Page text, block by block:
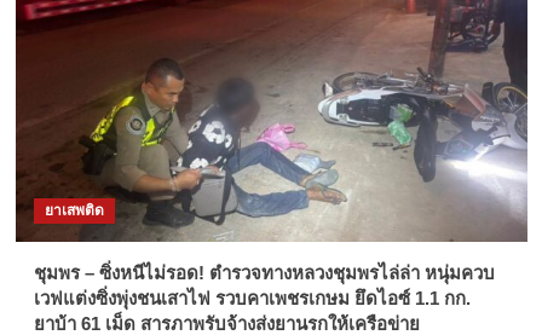
ยาเสพติด
ชุมพร – ซิ่งหนีไม่รอด! ตำรวจทางหลวงชุมพรไล่ล่า หนุ่มควบ
เวฟแต่งซิ่งพุ่งชนเสาไฟ รวบคาเพชรเกษม ยึดไอซ์ 1.1 กก.
ยาบ้า 61 เม็ด สารภาพรับจ้างส่งยานรกให้เครือข่าย